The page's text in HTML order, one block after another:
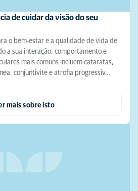
de cuidar da visão do seu
o bem-estar e a qualidade de vida de
a sua interação, comportamento e
mais comuns incluem cataratas,
conjuntivite e atrofia progressiv…
mais sobre isto